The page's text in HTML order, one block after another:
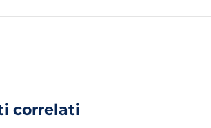
correlati